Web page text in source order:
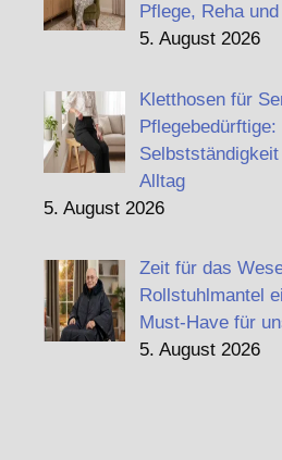
Pflege, Reha
5. August 2026
Kletthosen für
Alltag
5. August 2026
Zeit für das
Rollstuhlmantel
Must-Have für
5. August 2026